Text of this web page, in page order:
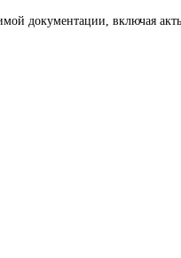
документации, включая